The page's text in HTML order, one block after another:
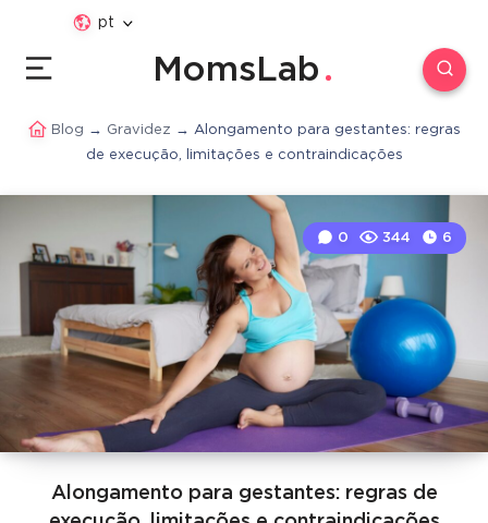
pt
MomsLab
Blog → Gravidez → Alongamento para gestantes: regras
de execução, limitações e contraindicações
Alongamento para gestantes: regras de
0 344 6